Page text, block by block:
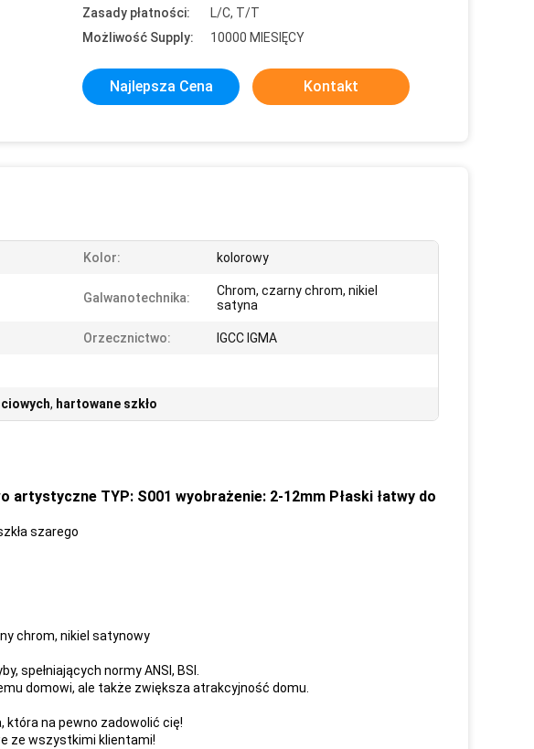
Zasady płatności:
L/C, T/T
Możliwość Supply:
10000 MIESIĘCY
Najlepsza Cena Kontakt
Kolor: kolorowy
Galwanotechnika:
Chrom, czarny chrom, nikiel
satyna
Orzecznictwo: IGCC IGMA
, hartowane szkło
TYP: S001 wyobrażenie: 2-12mm Płaski łatwy do
szarego
chrom, nikiel satynowy
spełniających normy ANSI, BSI.
domowi, ale także zwiększa atrakcyjność domu.
która na pewno zadowolić cię!
ze wszystkimi klientami!